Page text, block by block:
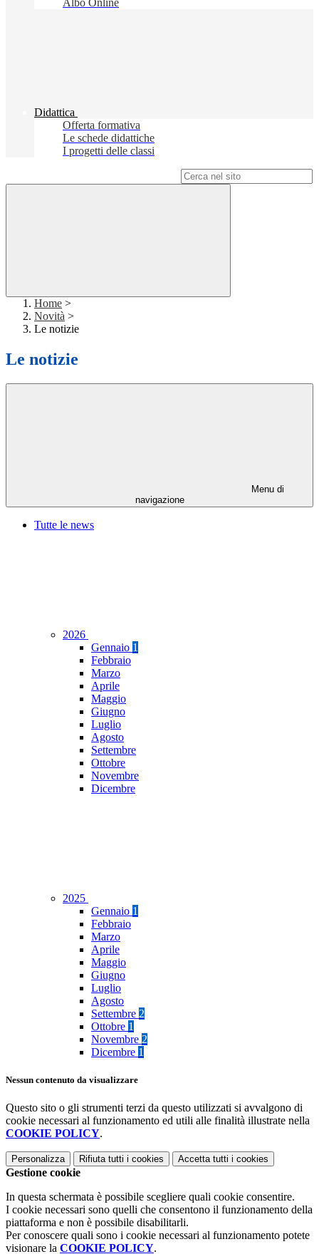
Albo Online
Didattica
Offerta formativa
Le schede didattiche
I progetti delle classi
Home >
Novità >
Le notizie
Le notizie
Menu di
navigazione
Tutte le news
2026
Gennaio 1
Febbraio
Marzo
Aprile
Maggio
Giugno
Luglio
Agosto
Settembre
Ottobre
Novembre
Dicembre
2025
Gennaio 1
Febbraio
Marzo
Aprile
Maggio
Giugno
Luglio
Agosto
Settembre 2
Ottobre 1
Novembre 2
Dicembre 1
Nessun contenuto da visualizzare
Questo sito o gli strumenti terzi da questo utilizzati si avvalgono di
cookie necessari al funzionamento ed utili alle finalità illustrate nella
COOKIE POLICY.
Personalizza Rifiuta tutti i cookies Accetta tutti i cookies
Gestione cookie
In questa schermata è possibile scegliere quali cookie consentire.
I cookie necessari sono quelli che consentono il funzionamento della
piattaforma e non è possibile disabilitarli.
Per conoscere quali sono i cookie necessari al funzionamento potete
visionare la COOKIE POLICY.